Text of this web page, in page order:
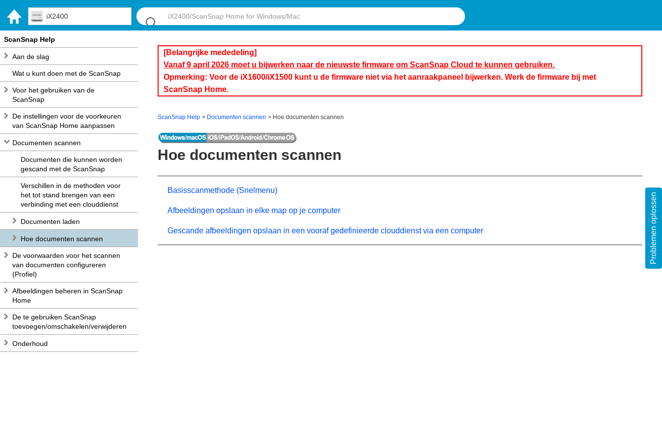
iX2400
ScanSnap Help
Aan de slag
Wat u kunt doen met de ScanSnap
Voor het gebruiken van de
ScanSnap
De instellingen voor de voorkeuren
van ScanSnap Home aanpassen
Documenten scannen
Documenten die kunnen worden
gescand met de ScanSnap
Verschillen in de methoden voor
het tot stand brengen van een
verbinding met een clouddienst
Documenten laden
Hoe documenten scannen
De voorwaarden voor het scannen
van documenten configureren
(Profiel)
Afbeeldingen beheren in ScanSnap
Home
De te gebruiken ScanSnap
toevoegen/omschakelen/verwijderen
Onderhoud
[Belangrijke mededeling]
Vanaf 9 april 2026 moet u bijwerken naar de nieuwste firmware om ScanSnap Cloud te kunnen gebruiken.
Opmerking: Voor de iX1600/iX1500 kunt u de firmware niet via het aanraakpaneel bijwerken. Werk de firmware bij met
ScanSnap Home.
ScanSnap Help Documenten scannen Hoe documenten scannen
Hoe documenten scannen
Basisscanmethode (Snelmenu)
Afbeeldingen opslaan in elke map op je computer
Gescande afbeeldingen opslaan in een vooraf gedefinieerde clouddienst via een computer Problemen oplossen